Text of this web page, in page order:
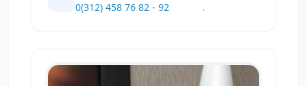
0(312) 458 76 82 - 92
.